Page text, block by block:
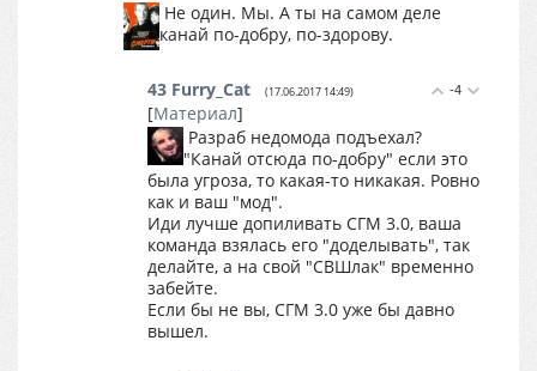
Не один. Мы. А ты на самом деле
канай по-добру, по-здорову.
-4
43 Furry_Cat (17.06.2017 14:49)
[Материал]
Разраб недомода подъехал?
"Канай отсюда по-добру" если это
была угроза, то какая-то никакая. Ровно
как и ваш "мод".
Иди лучше допиливать СГМ 3.0, ваша
команда взялась его "доделывать", так
делайте, а на свой "СВШлак" временно
забейте.
Если бы не вы, СГМ 3.0 уже бы давно
вышел.